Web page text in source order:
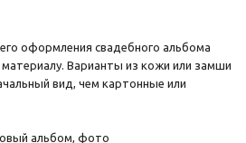
оформления свадебного альбома
Варианты из кожи или замши
вид, чем картонные или